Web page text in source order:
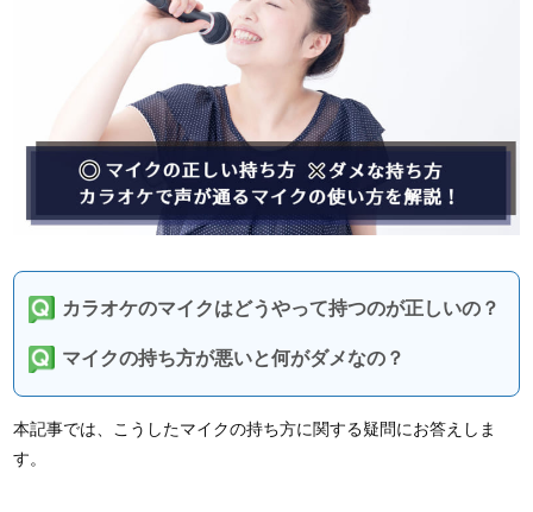
カラオケのマイクはどうやって持つのが正しいの？
マイクの持ち方が悪いと何がダメなの？
本記事では、こうしたマイクの持ち方に関する疑問にお答えしま
す。